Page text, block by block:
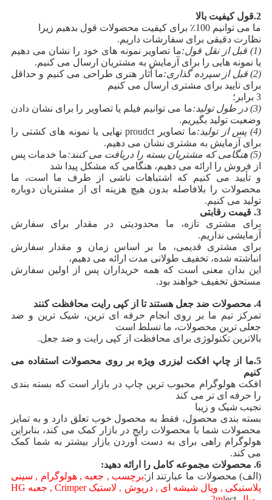
2. قول کیفیت بالا
ما می توانیم 100٪ برای کیفیت محصولات قول بدهیم زیرا
نظارت دقیقی برای سفارشات داریم.
(1) قبل از نقل قول:
ما تصاویر نمونه های خود را نشان می دهیم
یا نمونه هایی را برای آزمایش به مشتریان ارسال می کنیم.
(2) قبل از سپرده گذاری:
ما آثار هنری طراحی می کنیم و حداقل
برای تایید برای مشتری ارسال می کنیم
3 برابر؛
(3) در طول تولید:
ما می توانیم فیلم یا تصاویر را برای نشان دادن
وضعیت تولید بگیریم.
(4) پس از تولید:
ما تصاویر proudct نهایی یا نمونه های کشتی را
برای آزمایش به مشتری نشان می دهیم.
(5) هنگامی که مشتریان بسته را دریافت می کنند:
ما خدمات پس
از فروش را ارائه می دهیم، هنگامی که مشکل پیدا شد
و تأیید می کنیم که اشتباهات ناشی از طرف ما است، ما
محصولات را بلافاصله بدون هیچ هزینه ای از مشتریان دوباره
تولید می کنیم.
3. قیمت رقابتی
برای مشتری تازه، ما محدودیتی در مقدار برای سفارش
آزمایشی نداریم.
برای مشتری قدیمی، ما بر اساس زمان و مقدار سفارش
انباشته شده، تخفیف طولانی مدت ارائه می دهیم،
این بدان معنی است که همه خریداران پس از اولین سفارش
مستحق تخفیف خواهند بود.
4. محصولات ضد جعل هستند تا از کپی رایت محافظت کنند
تمرکز تیم ما بر روی انجام حرفه ای ترین، شیک ترین و ضد
جعلی ترین محصولات، ما تسلط است
بالاترین تکنولوژی برای محافظت از کپی رایت و ضد جعل.
5. ما از چاپ افکت لیزری ویژه بر روی محصولات استفاده می
کنیم
افکت هولوگرام محبوب ترین چاپ در بازار است که بسته بندی
را حرفه ای تر می کند
نجیب شیک و زیبا
بسته بندی محصول، فقط به محصول خوب تعلق دارد و به تمایز
محصولات شما با محصولات رایج در بازار کمک می کند، بنابراین
هولوگرام راهی برای به دست آوردن بازار بیشتر به شما کمک
می کند.
6. محصولات مجموعه کامل را ارائه دهید:
(الف) محصولات ما عبارتند از:برچسب , جعبه , هولوگرام , سینی
پلاستیکی , ویال شیشه ای , درپوش , لاستیک Crimper , جعبه HG